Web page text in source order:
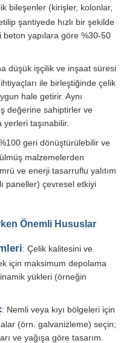
bileşenler (kirişler, kolonlar,
şantiyede hızlı bir şekilde
yapılara göre %30-50
düşük işçilik ve inşaat süresi
ile birleştiğinde çelik
hale getirir. Aynı
değerine sahiptirler ve
taşınabilir.
geri dönüştürülebilir ve
malzemelerden
ve enerji tasarruflu yalıtım
paneller) çevresel etkiyi
Önemli Hususlar
: Çelik kalitesini ve
için maksimum depolama
yükleri (örneğin
: Nemli veya kıyı bölgeleri için
(örn. galvanizleme) seçin;
ve yağışa göre tasarım.